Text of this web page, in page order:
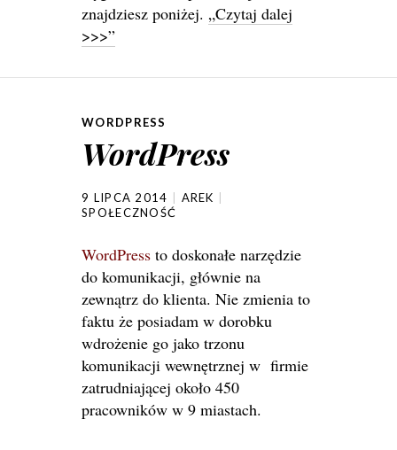
znajdziesz poniżej. „Czytaj dalej
>>>”
WORDPRESS
WordPress
9 LIPCA 2014
AREK
SPOŁECZNOŚĆ
WordPress to doskonałe narzędzie
do komunikacji, głównie na
zewnątrz do klienta. Nie zmienia to
faktu że posiadam w dorobku
wdrożenie go jako trzonu
komunikacji wewnętrznej w firmie
zatrudniającej około 450
pracowników w 9 miastach.